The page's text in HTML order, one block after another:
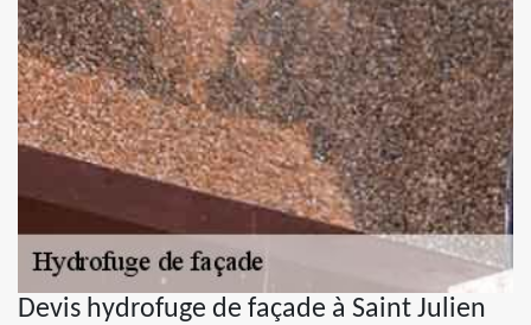
Devis hydrofuge de façade à Saint Julien